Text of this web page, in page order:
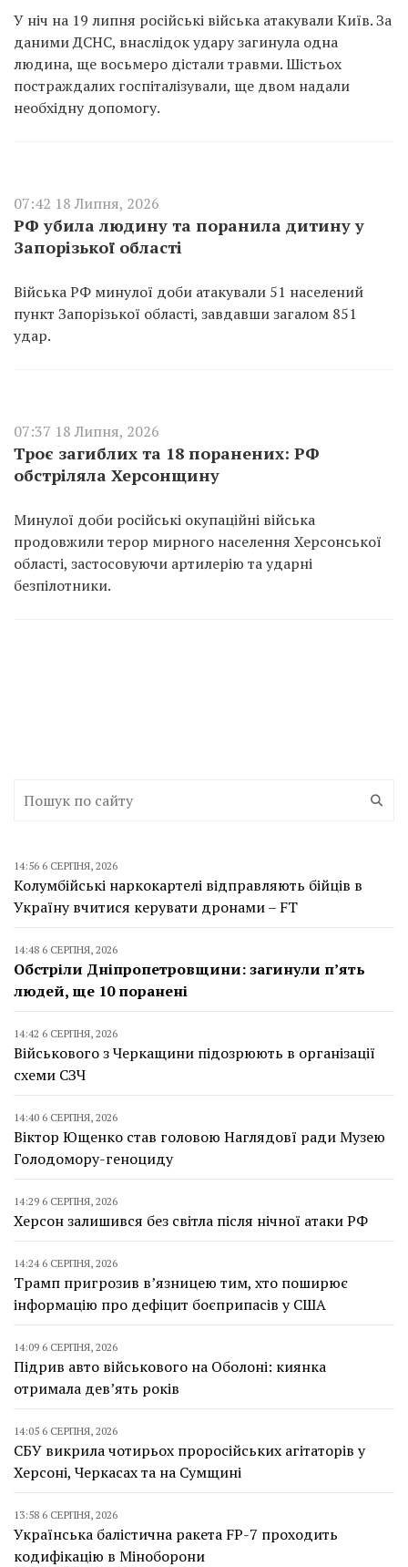
У ніч на 19 липня російські війська атакували Київ. За
даними ДСНС, внаслідок удару загинула одна
людина, ще восьмеро дістали травми. Шістьох
постраждалих госпіталізували, ще двом надали
необхідну допомогу.
07:42 18 Липня, 2026
РФ убила людину та поранила дитину у
Запорізької області
Війська РФ минулої доби атакували 51 населений
пункт Запорізької області, завдавши загалом 851
удар.
07:37 18 Липня, 2026
Троє загиблих та 18 поранених: РФ
обстріляла Херсонщину
Минулої доби російські окупаційні війська
продовжили терор мирного населення Херсонської
області, застосовуючи артилерію та ударні
безпілотники.
14:56 6 СЕРПНЯ, 2026
Колумбійські наркокартелі відправляють бійців в
Україну вчитися керувати дронами – FT
14:48 6 СЕРПНЯ, 2026
Обстріли Дніпропетровщини: загинули п’ять
людей, ще 10 поранені
14:42 6 СЕРПНЯ, 2026
Військового з Черкащини підозрюють в організації
схеми СЗЧ
14:40 6 СЕРПНЯ, 2026
Віктор Ющенко став головою Наглядовї ради Музею
Голодомору-геноциду
14:29 6 СЕРПНЯ, 2026
Херсон залишився без світла після нічної атаки РФ
14:24 6 СЕРПНЯ, 2026
Трамп пригрозив в’язницею тим, хто поширює
інформацію про дефіцит боєприпасів у США
14:09 6 СЕРПНЯ, 2026
Підрив авто військового на Оболоні: киянка
отримала дев’ять років
14:05 6 СЕРПНЯ, 2026
СБУ викрила чотирьох проросійських агітаторів у
Херсоні, Черкасах та на Сумщині
13:58 6 СЕРПНЯ, 2026
Українська балістична ракета FP-7 проходить
кодифікацію в Міноборони